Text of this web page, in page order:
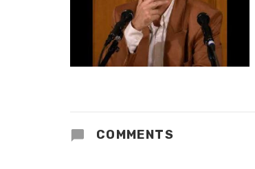
COMMENTS